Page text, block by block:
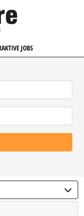
JOBS